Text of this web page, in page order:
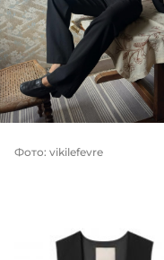
Фото: vikilefevre